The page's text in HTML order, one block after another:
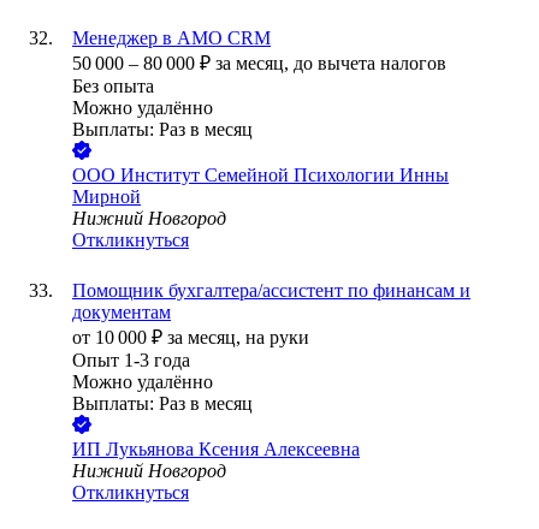
Менеджер в AMO CRM
50 000 – 80 000 ₽ за месяц, до вычета налогов
Без опыта
Можно удалённо
Выплаты: Раз в месяц
ООО Институт Семейной Психологии Инны
Мирной
Нижний Новгород
Откликнуться
Помощник бухгалтера/ассистент по финансам и
документам
от 10 000 ₽ за месяц, на руки
Опыт 1-3 года
Можно удалённо
Выплаты: Раз в месяц
ИП Лукьянова Ксения Алексеевна
Нижний Новгород
Откликнуться